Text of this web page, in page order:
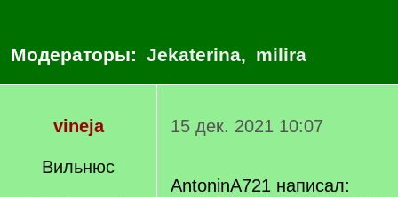
Модераторы: Jekaterina, milira
vineja
Вильнюс
15 дек. 2021 10:07
AntoninA721 написал: